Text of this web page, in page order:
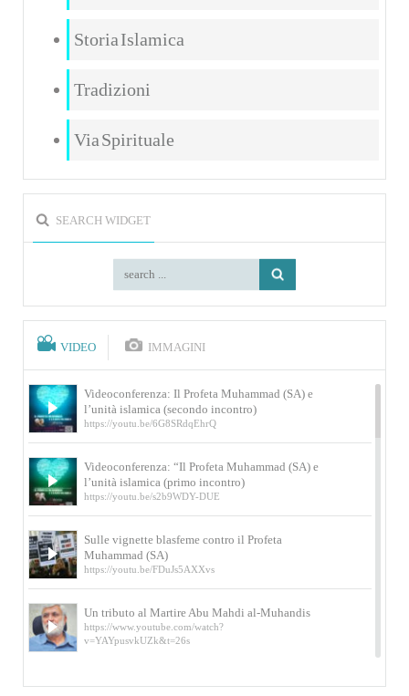
Storia Islamica
Tradizioni
Via Spirituale
SEARCH WIDGET
VIDEO IMMAGINI
Videoconferenza: Il Profeta Muhammad (SA) e
l’unità islamica (secondo incontro)
https://youtu.be/6G8SRdqEhrQ
Videoconferenza: “Il Profeta Muhammad (SA) e
l’unità islamica (primo incontro)
https://youtu.be/s2b9WDY-DUE
Sulle vignette blasfeme contro il Profeta
Muhammad (SA)
https://youtu.be/FDuJs5AXXvs
Un tributo al Martire Abu Mahdi al-Muhandis
https://www.youtube.com/watch?
v=YAYpusvkUZk&t=26s
L’Abluzione rituale (wudu) secondo l’Imam Alì